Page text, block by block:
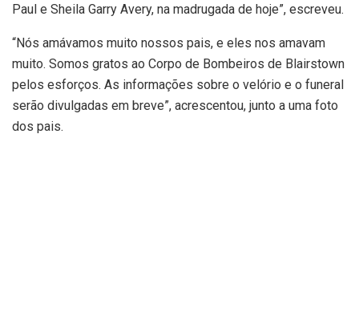
Paul e Sheila Garry Avery, na madrugada de hoje”, escreveu.
“Nós amávamos muito nossos pais, e eles nos amavam
muito. Somos gratos ao Corpo de Bombeiros de Blairstown
pelos esforços. As informações sobre o velório e o funeral
serão divulgadas em breve”, acrescentou, junto a uma foto
dos pais.